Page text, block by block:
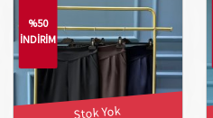
%50
İNDİRİM
Stok Yok